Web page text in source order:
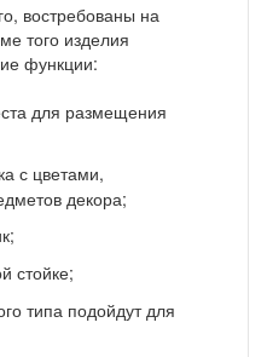
востребованы на
того изделия
функции:
для размещения
с цветами,
декора;
стойке;
типа подойдут для